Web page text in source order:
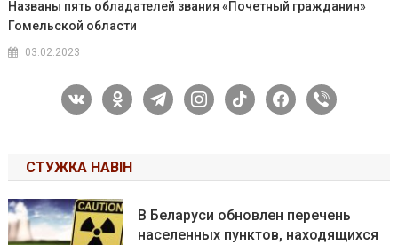
Названы пять обладателей звания «Почетный гражданин»
Гомельской области
03.02.2023
vkontakteodnoklassniki
telegraminstagram
tiktok facebook
viber
СТУЖКА НАВІН
В Беларуси обновлен перечень
населенных пунктов, находящихся